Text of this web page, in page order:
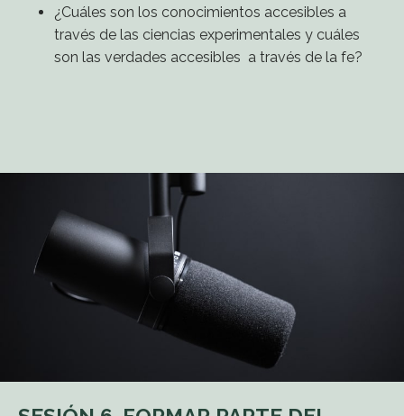
¿Cuáles son los conocimientos accesibles a
través de las ciencias experimentales y cuáles
son las verdades accesibles a través de la fe?